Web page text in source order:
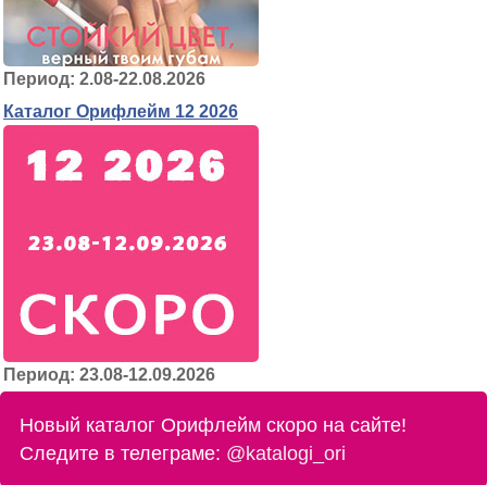
Период: 2.08-22.08.2026
Каталог Орифлейм 12 2026
Период: 23.08-12.09.2026
Новый каталог Орифлейм скоро на сайте!
Следите в телеграме: @katalogi_ori